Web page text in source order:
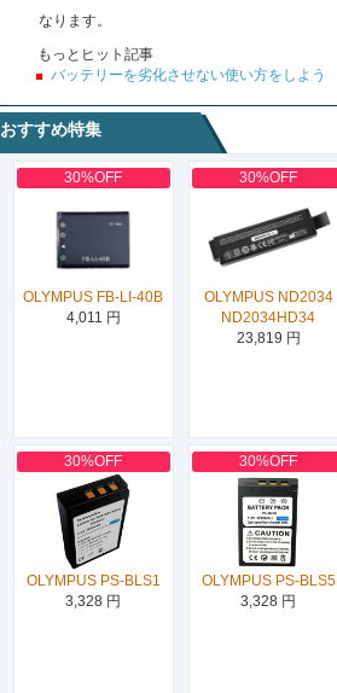
なります。
もっとヒット記事
バッテリーを劣化させない使い方をしよう
おすすめ特集
30%OFF
OLYMPUS FB-LI-40B
4,011 円
30%OFF
OLYMPUS ND2034
ND2034HD34
23,819 円
30%OFF
OLYMPUS PS-BLS1
3,328 円
30%OFF
OLYMPUS PS-BLS5
3,328 円